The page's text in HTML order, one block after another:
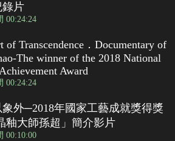
錄片
00:24:24
of Transcendence．Documentary of
The winner of the 2018 National
Award
00:24:24
象外─2018年國家工藝成就獎得獎
釉大師孫超」簡介影片
00:10:00